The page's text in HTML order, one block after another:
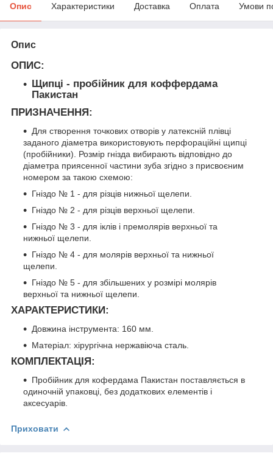
Опис Характеристики Доставка Оплата Умови
Опис
ОПИС:
Щипці - пробійник для коффердама
Пакистан
ПРИЗНАЧЕННЯ:
Для створення точкових отворів у латексній плівці
заданого діаметра використовують перфораційні щипці
(пробійники). Розмір гнізда вибирають відповідно до
діаметра приясенної частини зуба згідно з присвоєним
номером за такою схемою:
Гніздо № 1 - для різців нижньої щелепи.
Гніздо № 2 - для різців верхньої щелепи.
Гніздо № 3 - для іклів і премолярів верхньої та
нижньої щелепи.
Гніздо № 4 - для молярів верхньої та нижньої
щелепи.
Гніздо № 5 - для збільшених у розмірі молярів
верхньої та нижньої щелепи.
ХАРАКТЕРИСТИКИ:
Довжина інструмента: 160 мм.
Матеріал: хірургічна нержавіюча сталь.
КОМПЛЕКТАЦІЯ:
Пробійник для кофердама Пакистан поставляється в
одиночній упаковці, без додаткових елементів і
аксесуарів.
Приховати